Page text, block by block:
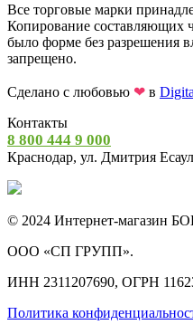
Все торговые марки
Копирование составляющих
было форме без разрешения
запрещено.
Сделано с любовью ❤ в
Контакты
8 800 444 9 000
Краснодар, ул. Дмитрия
© 2024 Интернет-магазин
ООО «СП ГРУПП».
ИНН 2311207690, ОГРН
Политика